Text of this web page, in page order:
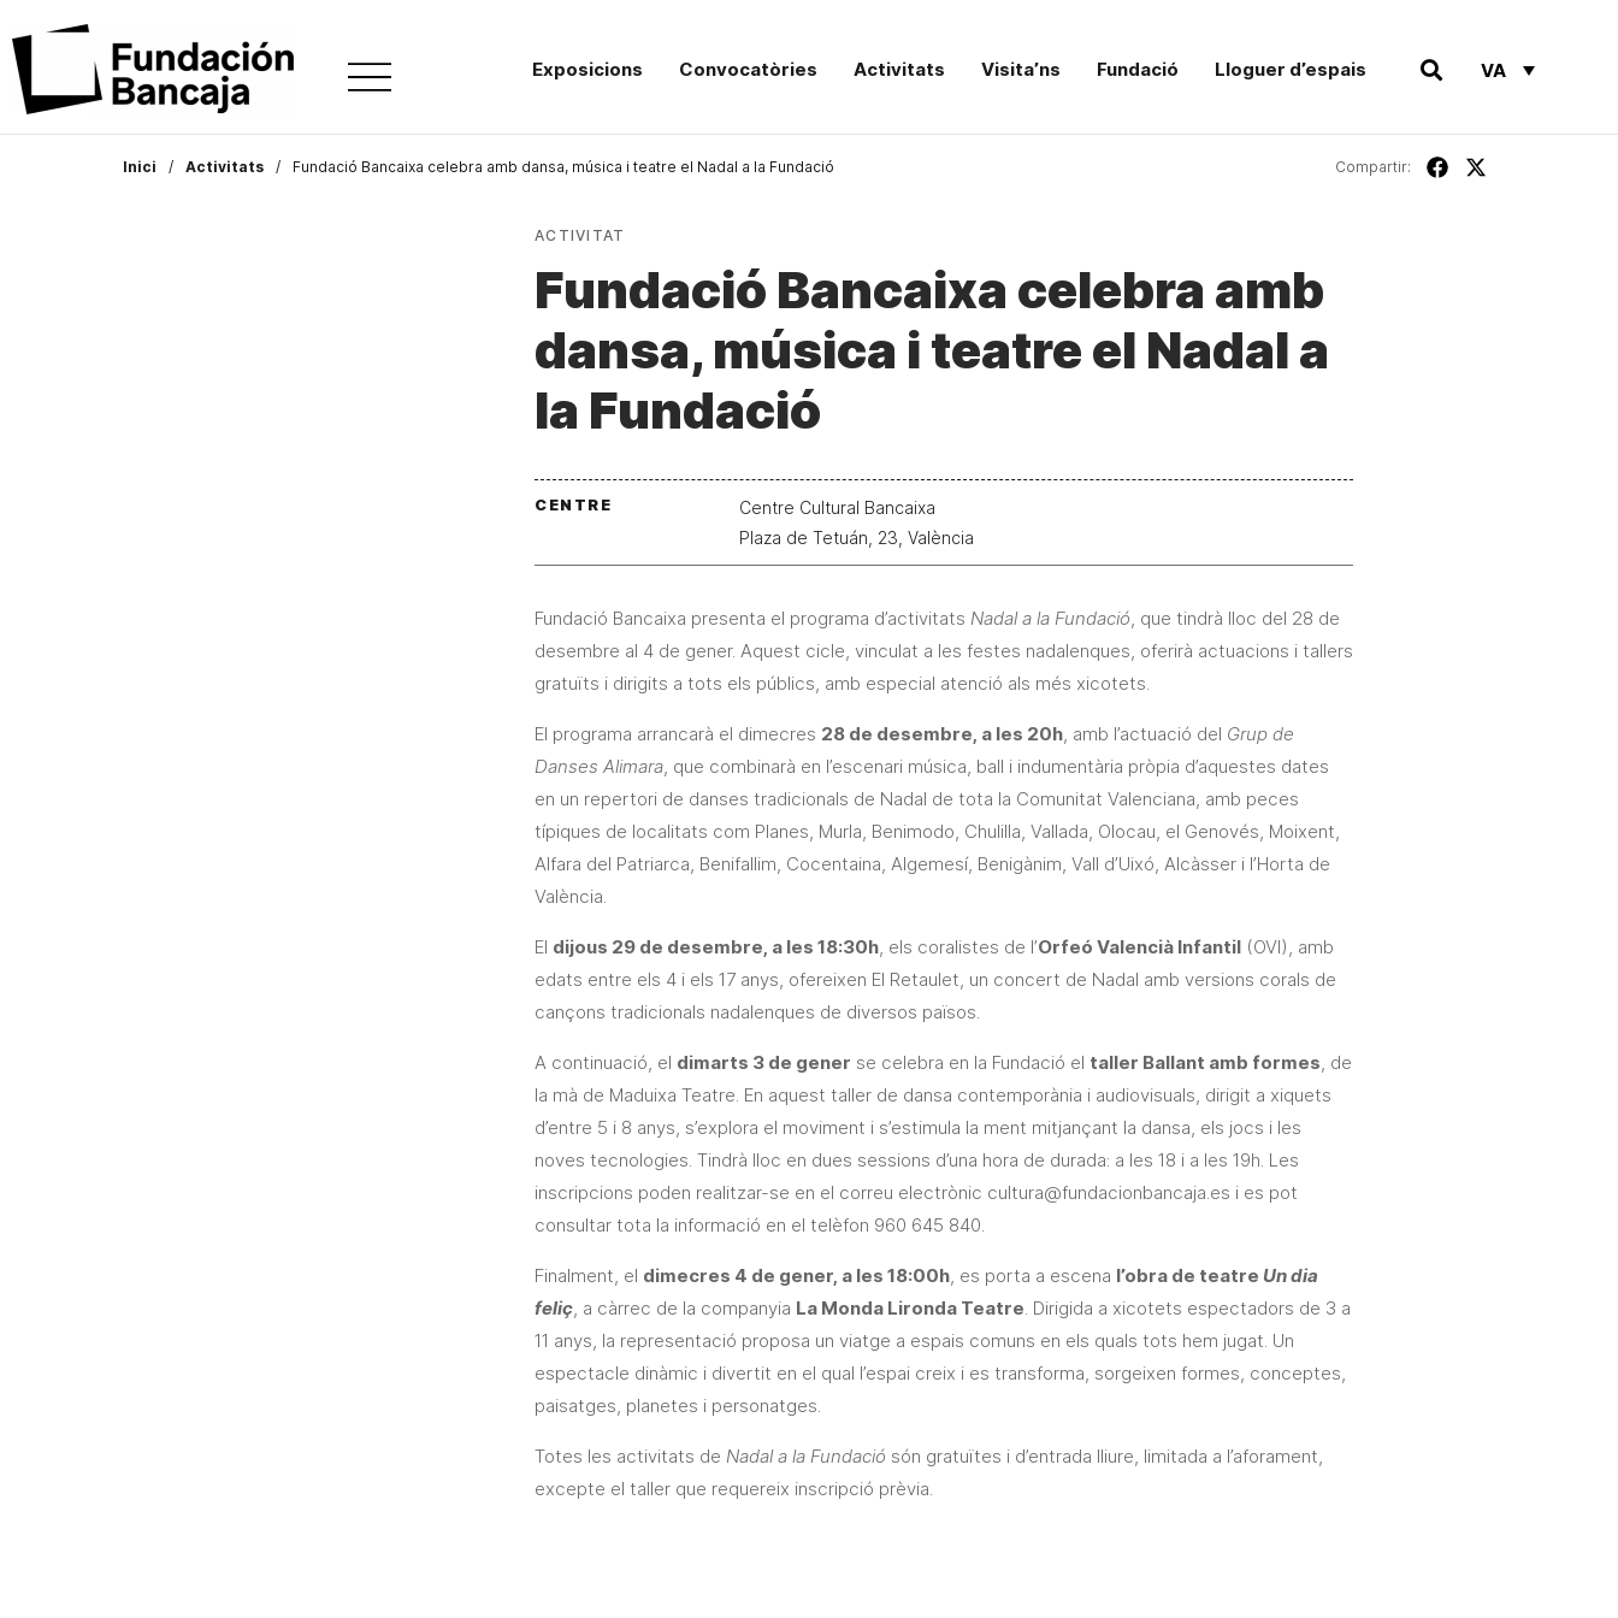
Exposicions Convocatòries Activitats Visita’ns Fundació Lloguer d’espais VA
Inici Activitats Fundació Bancaixa celebra amb dansa, música i teatre el Nadal a la Fundació Compartir:
ACTIVITAT
Fundació Bancaixa celebra amb
dansa, música i teatre el Nadal a
la Fundació
CENTRE
Centre Cultural Bancaixa
Plaza de Tetuán, 23, València
Fundació Bancaixa presenta el programa d’activitats Nadal a la Fundació, que tindrà lloc del 28 de
desembre al 4 de gener. Aquest cicle, vinculat a les festes nadalenques, oferirà actuacions i tallers
gratuïts i dirigits a tots els públics, amb especial atenció als més xicotets.
El programa arrancarà el dimecres 28 de desembre, a les 20h, amb l’actuació del Grup de
Danses Alimara, que combinarà en l’escenari música, ball i indumentària pròpia d’aquestes dates
en un repertori de danses tradicionals de Nadal de tota la Comunitat Valenciana, amb peces
típiques de localitats com Planes, Murla, Benimodo, Chulilla, Vallada, Olocau, el Genovés, Moixent,
Alfara del Patriarca, Benifallim, Cocentaina, Algemesí, Benigànim, Vall d’Uixó, Alcàsser i l’Horta de
València.
El dijous 29 de desembre, a les 18:30h, els coralistes de l’Orfeó Valencià Infantil (OVI), amb
edats entre els 4 i els 17 anys, ofereixen El Retaulet, un concert de Nadal amb versions corals de
cançons tradicionals nadalenques de diversos països.
A continuació, el dimarts 3 de gener se celebra en la Fundació el taller Ballant amb formes, de
la mà de Maduixa Teatre. En aquest taller de dansa contemporània i audiovisuals, dirigit a xiquets
d’entre 5 i 8 anys, s’explora el moviment i s’estimula la ment mitjançant la dansa, els jocs i les
noves tecnologies. Tindrà lloc en dues sessions d’una hora de durada: a les 18 i a les 19h. Les
inscripcions poden realitzar-se en el correu electrònic cultura@fundacionbancaja.es i es pot
consultar tota la informació en el telèfon 960 645 840.
Finalment, el dimecres 4 de gener, a les 18:00h, es porta a escena l’obra de teatre Un dia
feliç, a càrrec de la companyia La Monda Lironda Teatre. Dirigida a xicotets espectadors de 3 a
11 anys, la representació proposa un viatge a espais comuns en els quals tots hem jugat. Un
espectacle dinàmic i divertit en el qual l’espai creix i es transforma, sorgeixen formes, conceptes,
paisatges, planetes i personatges.
Totes les activitats de Nadal a la Fundació són gratuïtes i d’entrada lliure, limitada a l’aforament,
excepte el taller que requereix inscripció prèvia.